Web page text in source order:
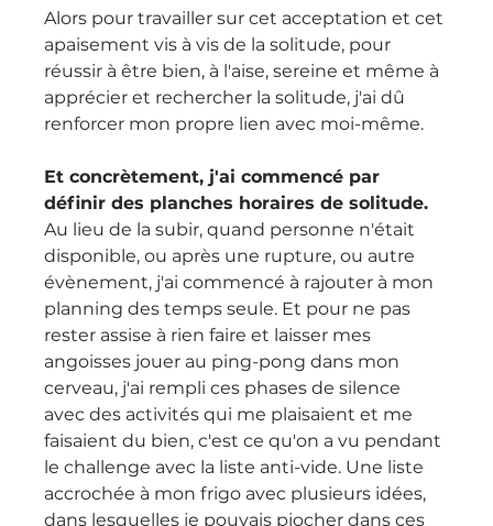
Alors pour travailler sur cet acceptation et cet
apaisement vis à vis de la solitude, pour
réussir à être bien, à l'aise, sereine et même à
apprécier et rechercher la solitude, j'ai dû
renforcer mon propre lien avec moi-même.
Et concrètement, j'ai commencé par
définir des planches horaires de solitude.
Au lieu de la subir, quand personne n'était
disponible, ou après une rupture, ou autre
évènement, j'ai commencé à rajouter à mon
planning des temps seule. Et pour ne pas
rester assise à rien faire et laisser mes
angoisses jouer au ping-pong dans mon
cerveau, j'ai rempli ces phases de silence
avec des activités qui me plaisaient et me
faisaient du bien, c'est ce qu'on a vu pendant
le challenge avec la liste anti-vide. Une liste
accrochée à mon frigo avec plusieurs idées,
dans lesquelles je pouvais piocher dans ces